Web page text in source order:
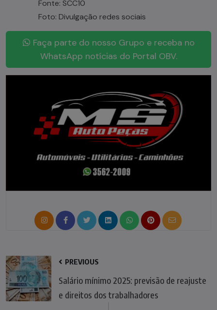
Fonte: SCC10
Foto: Divulgação redes sociais
Faça parte do nosso Grupo e receba no
WhatsApp notícias do Portal OBV.
PREVIOUS
Salário mínimo 2025: previsão de reajuste
e direitos dos trabalhadores